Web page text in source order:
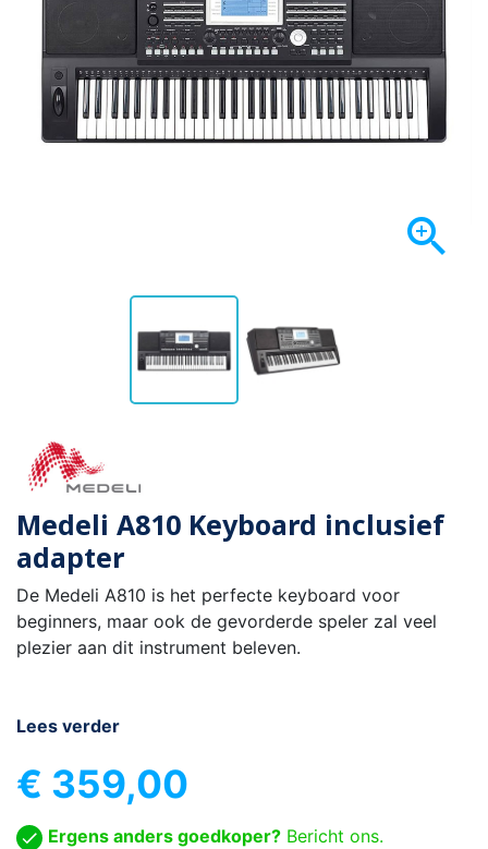

Medeli A810 Keyboard inclusief
adapter
De Medeli A810 is het perfecte keyboard voor
beginners, maar ook de gevorderde speler zal veel
plezier aan dit instrument beleven.
Lees verder
€ 359,00
Ergens anders goedkoper? Bericht ons.